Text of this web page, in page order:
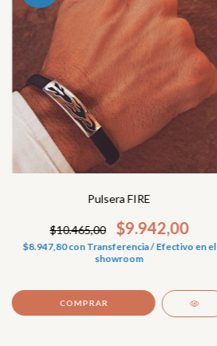
Pulsera FIRE
$10.465,00 $9.942,00
$8.947,80conTransferencia / Efectivo en el
showroom